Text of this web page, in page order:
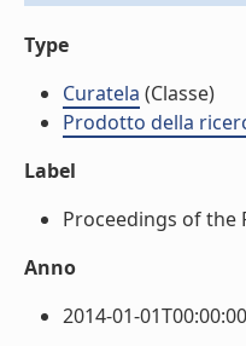
Type
Curatela (Classe)
Prodotto della
Label
Proceedings of the
Anno
2014-01-